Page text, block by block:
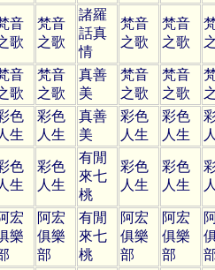
音
歌
梵音
之歌
諸羅
話真
情
梵音
之歌
梵音
之歌
音
歌
梵音
之歌
真善
美
梵音
之歌
梵音
之歌
色
生
彩色
人生
真善
美
彩色
人生
彩色
人生
色
生
彩色
人生
有閒
來七
桃
彩色
人生
彩色
人生
宏
樂
阿宏
俱樂
部
有閒
來七
桃
阿宏
俱樂
部
阿宏
俱樂
部